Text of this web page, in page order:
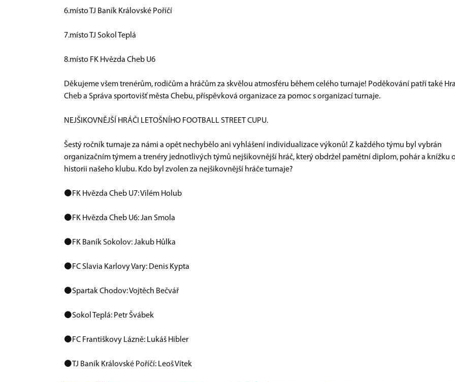
6.místo TJ Baník Královské Poříčí
7.místo TJ Sokol Teplá
8.místo FK Hvězda Cheb U6
Děkujeme všem trenérům, rodičům a hráčům za skvělou atmosféru během celého turnaje! Poděkování patří také
Cheb a Správa sportovišť města Chebu, příspěvková organizace za pomoc s organizací turnaje.
NEJŠIKOVNĚJŠÍ HRÁČI LETOŠNÍHO FOOTBALL STREET CUPU.
Šestý ročník turnaje za námi a opět nechybělo ani vyhlášení individualizace výkonů! Z každého týmu byl vybrán
organizačním týmem a trenéry jednotlivých týmů nejšikovnější hráč, který obdržel pamětní diplom, pohár a knížku
historii našeho klubu. Kdo byl zvolen za nejšikovnější hráče turnaje?
⚫️FK Hvězda Cheb U7: Vilém Holub
⚫️FK Hvězda Cheb U6: Jan Smola
⚫️FK Baník Sokolov: Jakub Hůlka
⚫️FC Slavia Karlovy Vary: Denis Kypta
⚫️Spartak Chodov: Vojtěch Bečvář
⚫️Sokol Teplá: Petr Švábek
⚫️FC Františkovy Lázně: Lukáš Hibler
⚫️TJ Baník Královské Poříčí: Leoš Vítek